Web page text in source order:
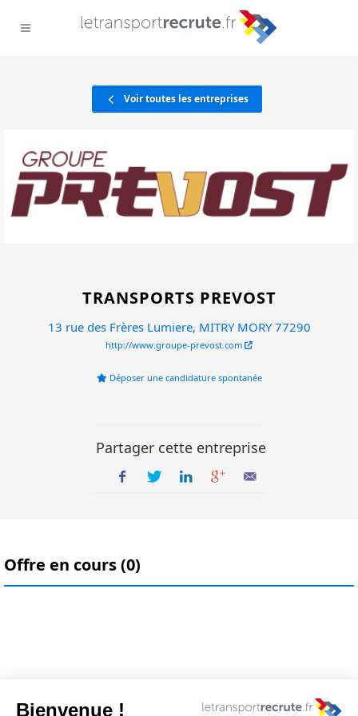
Voir toutes les entreprises
TRANSPORTS PREVOST
13 rue des Frères Lumiere, MITRY MORY 77290
http://www.groupe-prevost.com
Déposer une candidature spontanée
Partager cette entreprise
Offre en cours (0)